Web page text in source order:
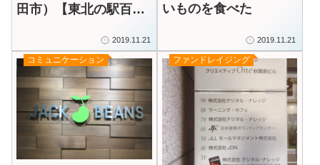
田市）【東北の駅百選
2019.11.21
いものを食べた
2019.11.21
コミュニケーション ファンドレイジング